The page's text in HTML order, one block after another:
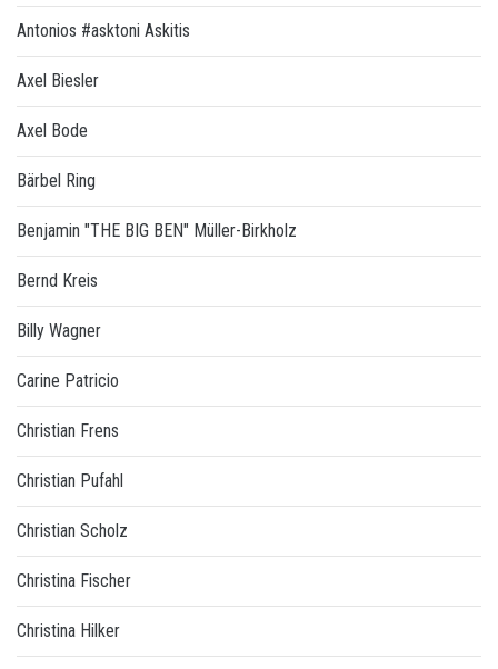
Antonios #asktoni Askitis
Axel Biesler
Axel Bode
Bärbel Ring
Benjamin "THE BIG BEN" Müller-Birkholz
Bernd Kreis
Billy Wagner
Carine Patricio
Christian Frens
Christian Pufahl
Christian Scholz
Christina Fischer
Christina Hilker